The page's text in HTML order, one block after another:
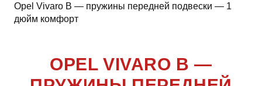
Opel Vivaro B — пружины передней подвески — 1
дюйм комфорт
OPEL VIVARO B —